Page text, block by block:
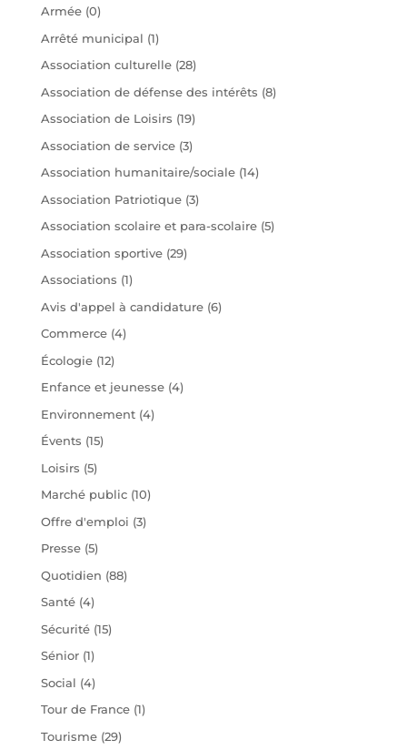
Armée(0)
Arrêté municipal (1)
Association culturelle(28)
Association de défense des intérêts (8)
Association de Loisirs (19)
Association de service(3)
Association humanitaire/sociale(14)
Association Patriotique(3)
Association scolaire et para-scolaire(5)
Association sportive(29)
Associations (1)
Avis d'appel à candidature(6)
Commerce(4)
Écologie(12)
Enfance et jeunesse(4)
Environnement(4)
Évents (15)
Loisirs (5)
Marché public(10)
Offre d'emploi (3)
Presse(5)
Quotidien (88)
Santé(4)
Sécurité(15)
Sénior(1)
Social (4)
Tour de France(1)
Tourisme(29)